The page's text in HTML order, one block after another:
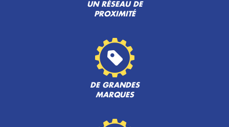
UN RÉSEAU DE
PROXIMITÉ
DE GRANDES
MARQUES